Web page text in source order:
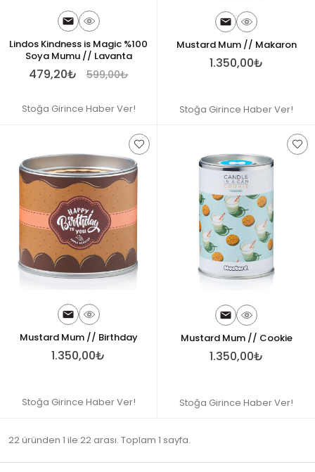
Lindos Kindness is Magic %100
Soya Mumu // Lavanta
479,20₺ 599,00₺
Stoğa Girince Haber Ver!
Mustard Mum // Makaron
1.350,00₺
Stoğa Girince Haber Ver!
Mustard Mum // Birthday
1.350,00₺
Stoğa Girince Haber Ver!
Mustard Mum // Cookie
1.350,00₺
Stoğa Girince Haber Ver!
22 üründen 1 ile 22 arası. Toplam 1 sayfa.